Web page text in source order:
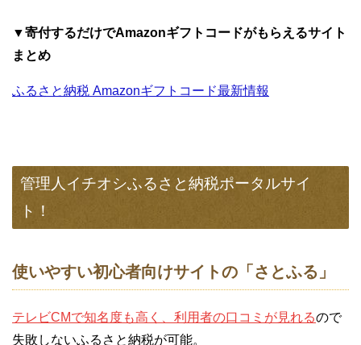
▼寄付するだけでAmazonギフトコードがもらえるサイト
まとめ
ふるさと納税 Amazonギフトコード最新情報
管理人イチオシふるさと納税ポータルサイ
ト！
使いやすい初心者向けサイトの「さとふる」
テレビCMで知名度も高く、利用者の口コミが見れるので
失敗しないふるさと納税が可能。